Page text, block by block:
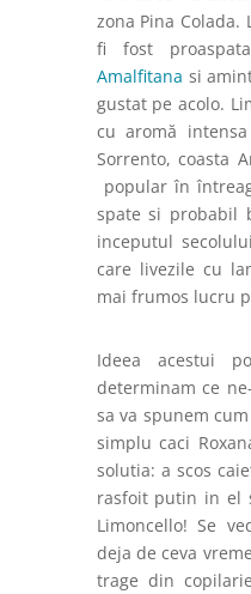
zona Pina
fi fost
Amalfitana si
gustat pe acolo.
cu aromă
Sorrento, coasta
popular în
spate si probabil
inceputul
care livezile cu
mai frumos lucru
Ideea acestui
determinam ce
sa va spunem
simplu caci
solutia: a scos
rasfoit putin in el
Limoncello! Se
deja de ceva
trage din